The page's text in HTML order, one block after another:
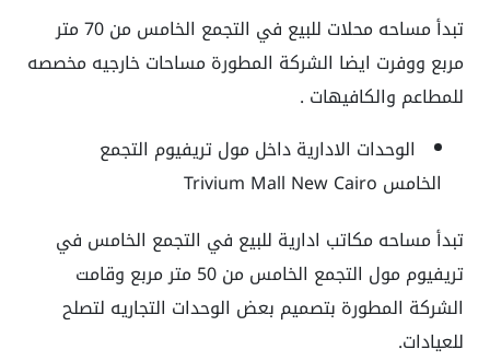
تبدأ مساحه محلات للبيع في التجمع الخامس من 70 متر
مربع ووفرت ايضا الشركة المطورة مساحات خارجيه مخصصه
للمطاعم والكافيهات .
الوحدات الادارية داخل مول تريفيوم التجمع
الخامس Trivium Mall New Cairo
تبدأ مساحه مكاتب ادارية للبيع في التجمع الخامس في
تريفيوم مول التجمع الخامس
من 50 متر مربع وقامت
الشركة المطورة بتصميم بعض الوحدات التجاريه لتصلح
للعيادات.